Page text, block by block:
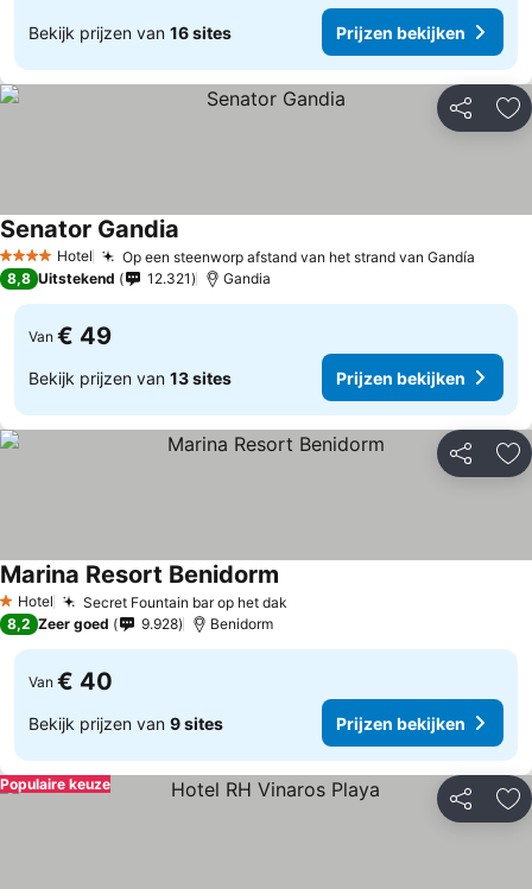
Bekijk prijzen van 16 sites Prijzen bekijken
Delen
4 SterrenHotel Op een steenworp afstand van het strand van Gandía
Senator Gandia
8,8 Uitstekend 12.321 Gandia
Van € 49
Bekijk prijzen van 13 sites Prijzen bekijken
Delen
1 Sterren
Hotel Secret Fountain bar op het dak
Marina Resort Benidorm
8,2 Zeer goed 9.928 Benidorm
Van € 40
Bekijk prijzen van 9 sites Prijzen bekijken
Delen
Populaire keuze